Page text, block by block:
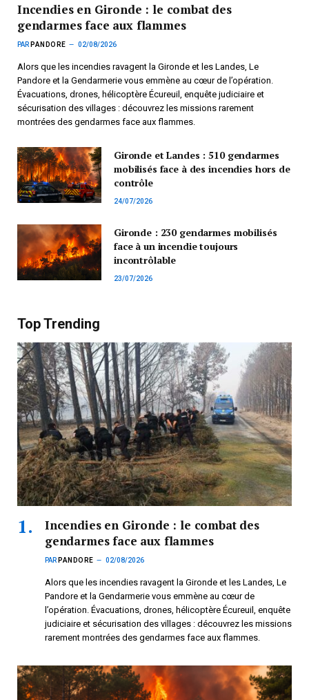
Incendies en Gironde : le combat des
gendarmes face aux flammes
PAR PANDORE 02/08/2026
Alors que les incendies ravagent la Gironde et les Landes, Le
Pandore et la Gendarmerie vous emmène au cœur de l’opération.
Évacuations, drones, hélicoptère Écureuil, enquête judiciaire et
sécurisation des villages : découvrez les missions rarement
montrées des gendarmes face aux flammes.
Gironde et Landes : 510 gendarmes
mobilisés face à des incendies hors de
contrôle
24/07/2026
Gironde : 230 gendarmes mobilisés
face à un incendie toujours
incontrôlable
23/07/2026
Top Trending
Incendies en Gironde : le combat des
gendarmes face aux flammes
PAR PANDORE 02/08/2026
Alors que les incendies ravagent la Gironde et les Landes, Le
Pandore et la Gendarmerie vous emmène au cœur de
l’opération. Évacuations, drones, hélicoptère Écureuil, enquête
judiciaire et sécurisation des villages : découvrez les missions
rarement montrées des gendarmes face aux flammes.